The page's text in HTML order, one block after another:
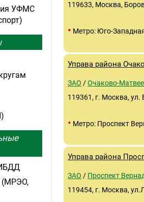
119633, Москва,
• Метро: Юго-
Управа района
ЗАО /Очаково-
119361, г. Москва,
• Метро: Проспект
Управа района
ЗАО / Проспект
119454, г. Москва,
УФМС
(МРЭО,